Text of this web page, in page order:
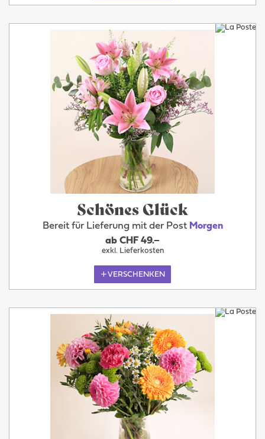
Schönes Glück
Bereit für Lieferung mit der Post Morgen
ab CHF 49.–
exkl. Lieferkosten
VERSCHENKEN